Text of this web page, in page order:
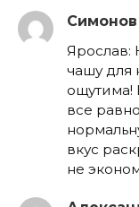
Ярослав:
чашу для
ощутима!
все
вкус
не